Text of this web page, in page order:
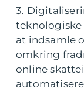
3.
at indsamle
omkring
online